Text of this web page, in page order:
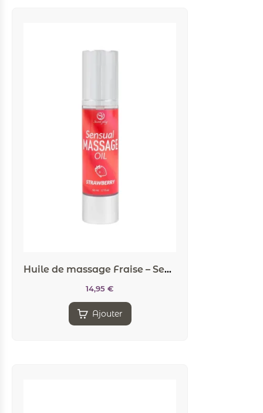
Huile de massage Fraise – Secret Play
14,95 €
Ajouter